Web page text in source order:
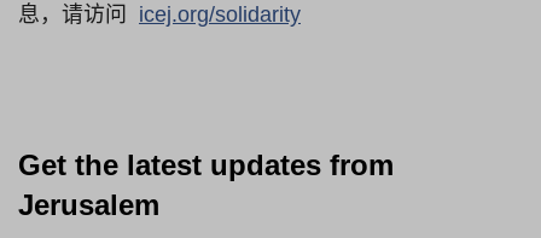
息，请访问 icej.org/solidarity
Get the latest updates from
Jerusalem